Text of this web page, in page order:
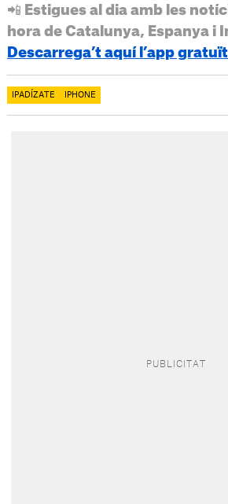
📲 Estigues al dia amb les
hora de Catalunya, Espanya i
Descarrega’t aquí l’app
IPADÍZATE IPHONE